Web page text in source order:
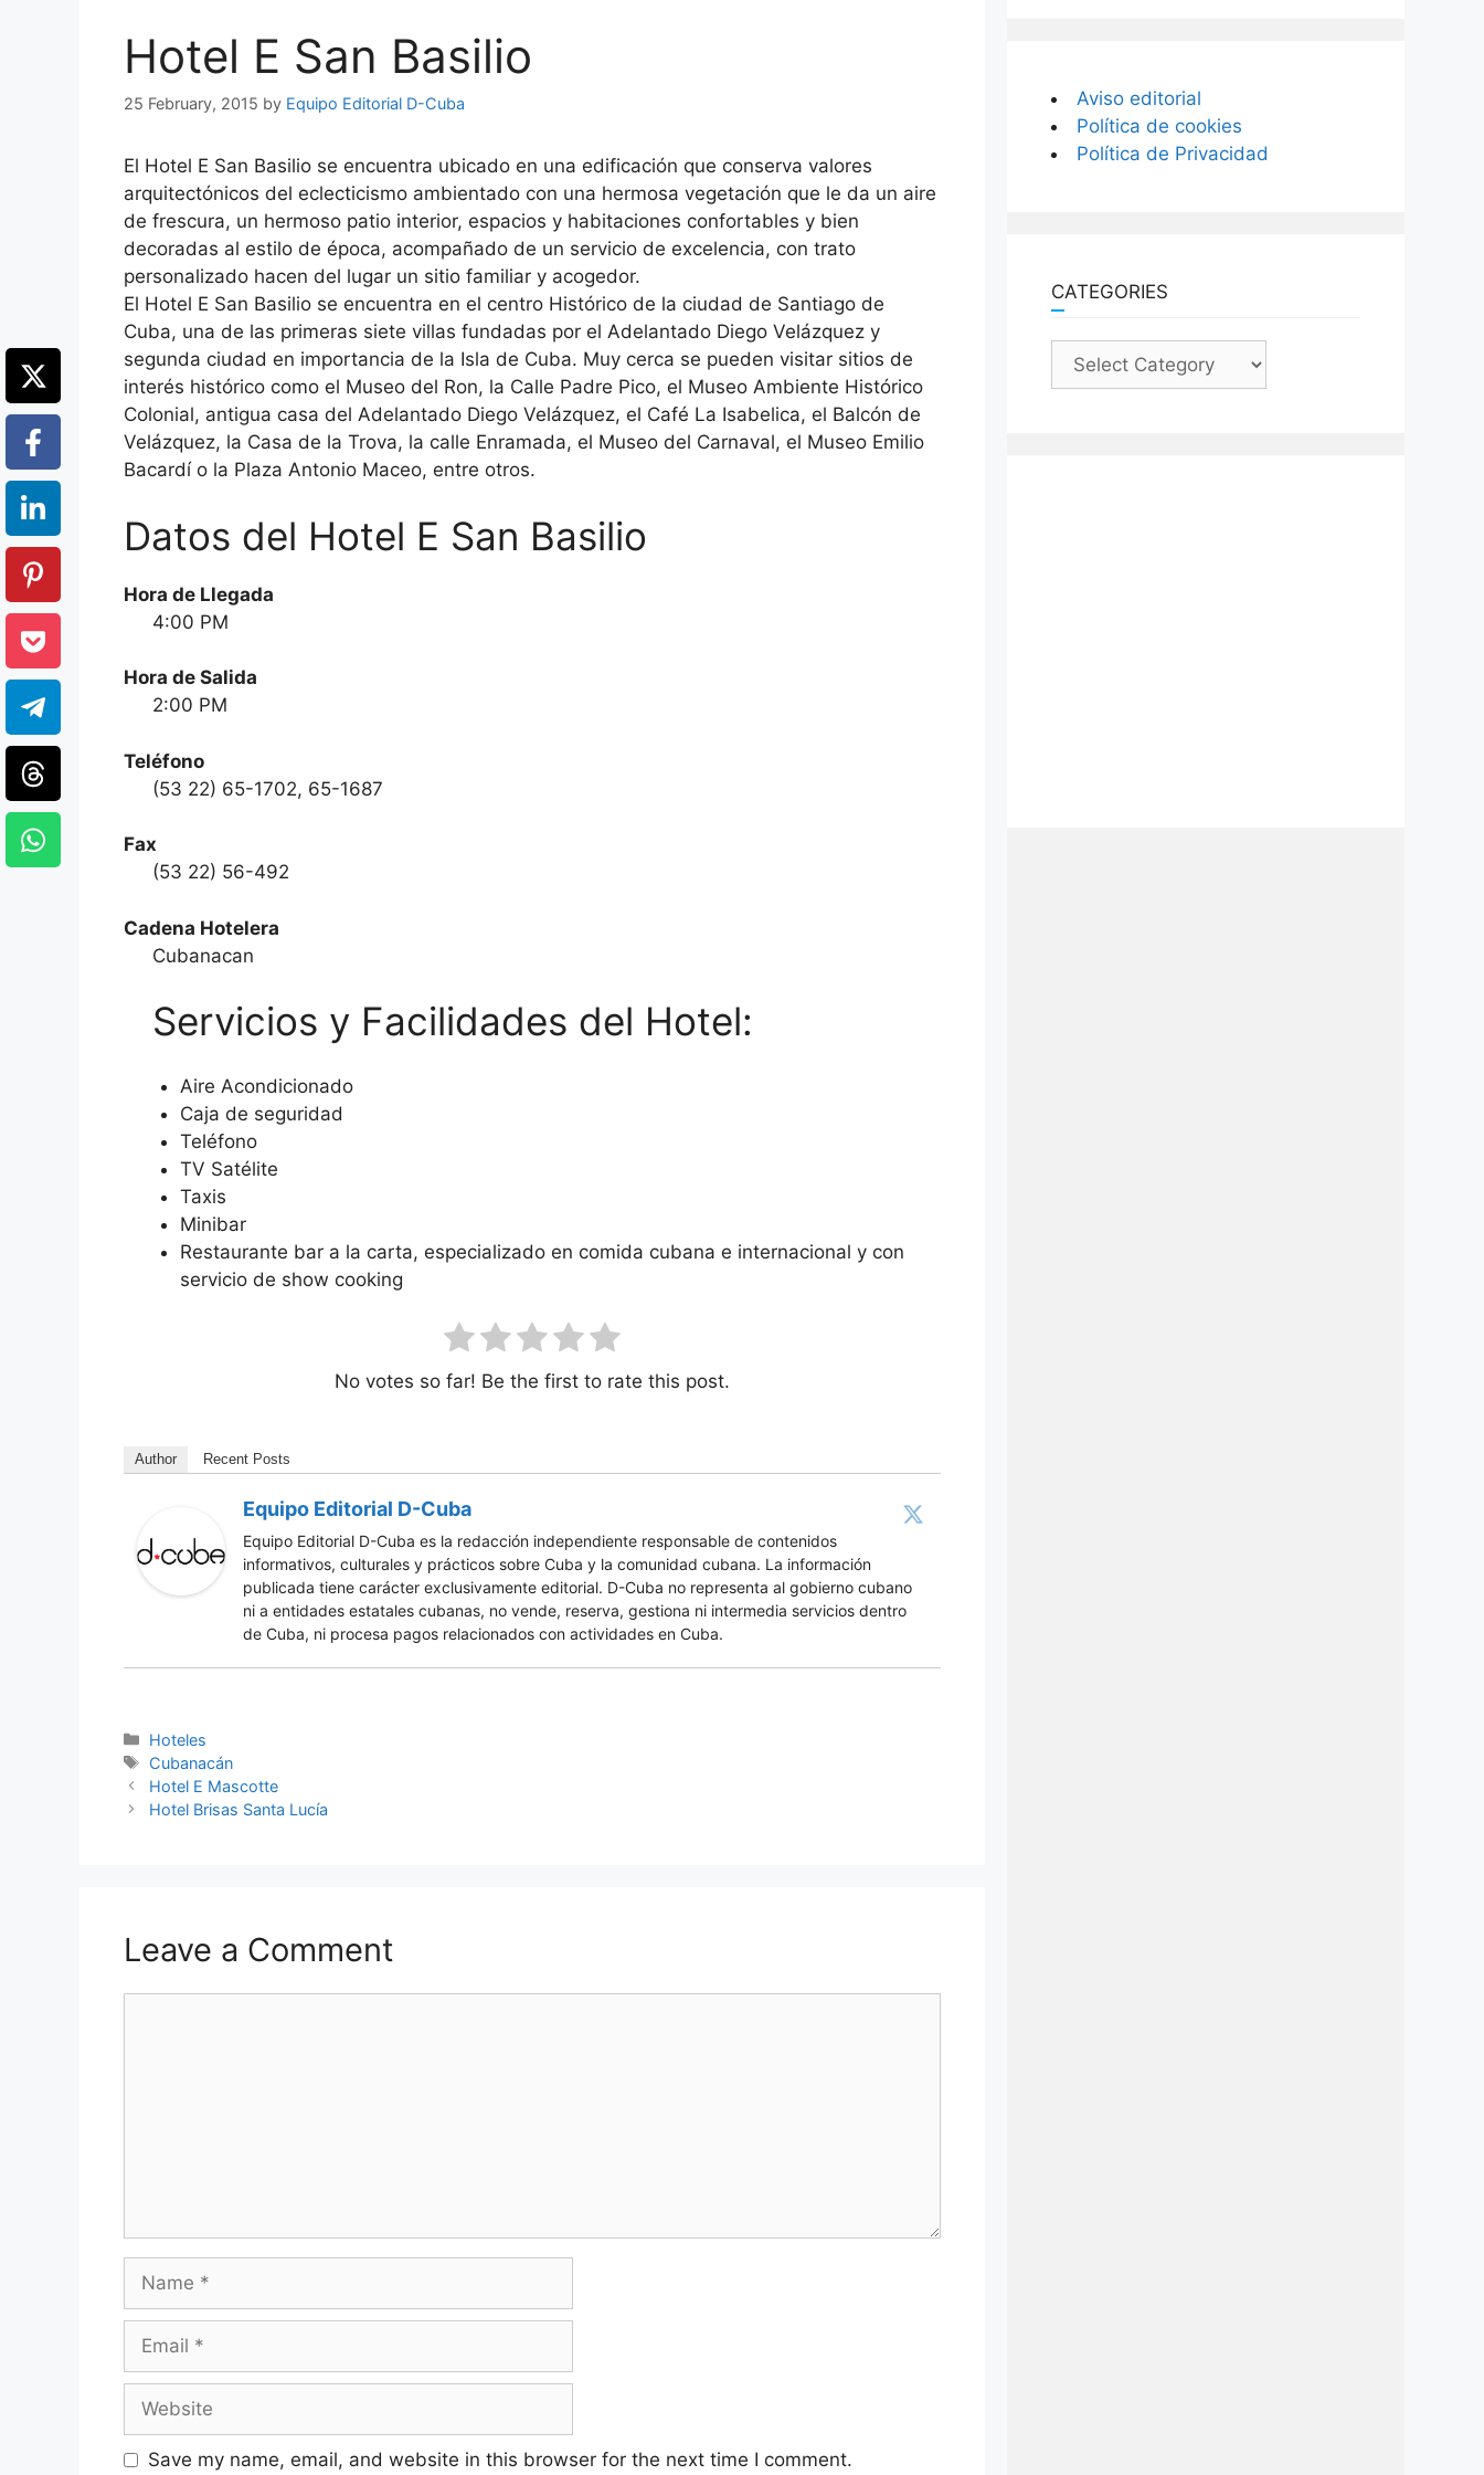
Hotel E San Basilio
25 February, 2015 by Equipo Editorial D-Cuba
El Hotel E San Basilio se encuentra ubicado en una edificación que conserva valores
arquitectónicos del eclecticismo ambientado con una hermosa vegetación que le da un aire
de frescura, un hermoso patio interior, espacios y habitaciones confortables y bien
decoradas al estilo de época, acompañado de un servicio de excelencia, con trato
personalizado hacen del lugar un sitio familiar y acogedor.
El Hotel E San Basilio se encuentra en el centro Histórico de la ciudad de Santiago de
Cuba, una de las primeras siete villas fundadas por el Adelantado Diego Velázquez y
segunda ciudad en importancia de la Isla de Cuba. Muy cerca se pueden visitar sitios de
interés histórico como el Museo del Ron, la Calle Padre Pico, el Museo Ambiente Histórico
Colonial, antigua casa del Adelantado Diego Velázquez, el Café La Isabelica, el Balcón de
Velázquez, la Casa de la Trova, la calle Enramada, el Museo del Carnaval, el Museo Emilio
Bacardí o la Plaza Antonio Maceo, entre otros.
Datos del Hotel E San Basilio
Hora de Llegada
4:00 PM
Hora de Salida
2:00 PM
Teléfono
(53 22) 65-1702, 65-1687
Fax
(53 22) 56-492
Cadena Hotelera
Cubanacan
Servicios y Facilidades del Hotel:
Aire Acondicionado
Caja de seguridad
Teléfono
TV Satélite
Taxis
Minibar
Restaurante bar a la carta, especializado en comida cubana e internacional y con
servicio de show cooking
No votes so far! Be the first to rate this post.
Author Recent Posts
Equipo Editorial D-Cuba
Equipo Editorial D-Cuba es la redacción independiente responsable de contenidos
informativos, culturales y prácticos sobre Cuba y la comunidad cubana. La información
publicada tiene carácter exclusivamente editorial. D-Cuba no representa al gobierno cubano
ni a entidades estatales cubanas, no vende, reserva, gestiona ni intermedia servicios dentro
de Cuba, ni procesa pagos relacionados con actividades en Cuba.
Categories
Hoteles
Tags
Cubanacán
Hotel E Mascotte
Hotel Brisas Santa Lucía
Leave a Comment
Save my name, email, and website in this browser for the next time I comment.
Aviso editorial
Política de cookies
Política de Privacidad
CATEGORIES
Categories